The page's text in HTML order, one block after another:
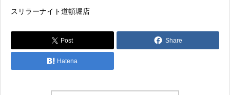
スリラーナイト道頓堀店
Post Share
Hatena